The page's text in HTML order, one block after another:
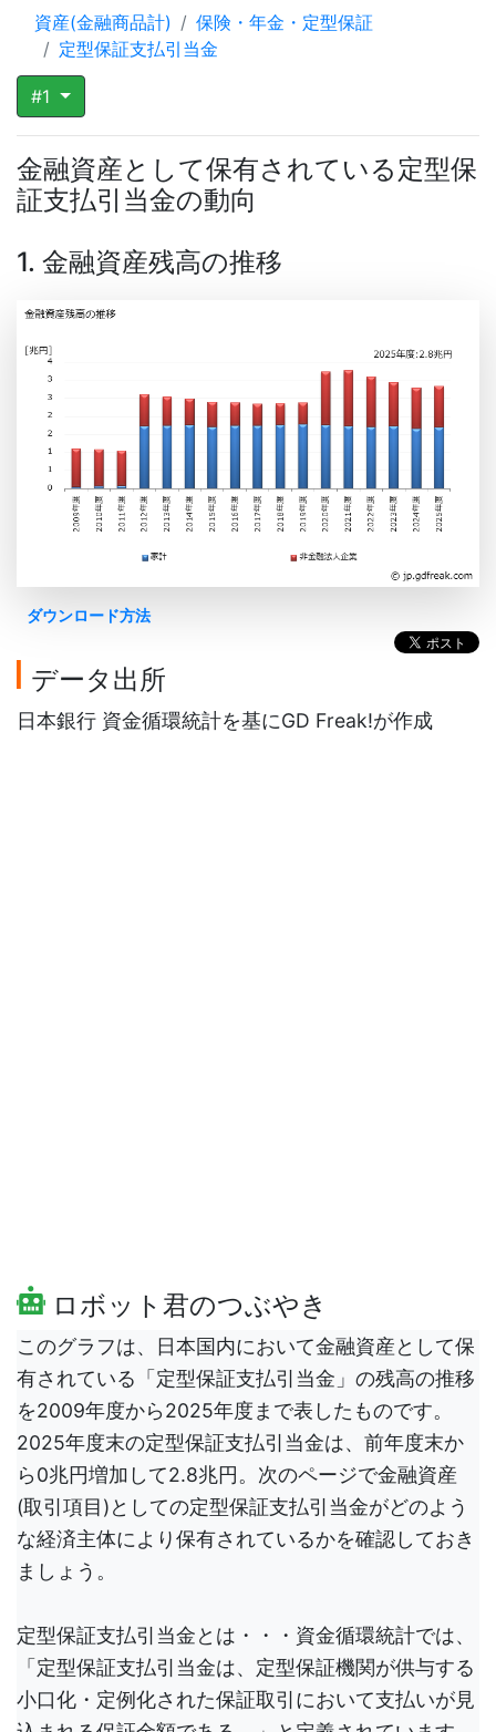
資産(金融商品計)
保険・年金・定型保証
定型保証支払引当金
#1
金融資産として保有されている定型保
証支払引当金の動向
1. 金融資産残高の推移
ダウンロード方法
データ出所
日本銀行 資金循環統計を基にGD Freak!が作成
ロボット君のつぶやき
このグラフは、日本国内において金融資産として保
有されている「定型保証支払引当金」の残高の推移
を2009年度から2025年度まで表したものです。
2025年度末の定型保証支払引当金は、前年度末か
ら0兆円増加して2.8兆円。次のページで金融資産
(取引項目)としての定型保証支払引当金がどのよう
な経済主体により保有されているかを確認しておき
ましょう。
定型保証支払引当金とは・・・資金循環統計では、
「定型保証支払引当金は、定型保証機関が供与する
小口化・定例化された保証取引において支払いが見